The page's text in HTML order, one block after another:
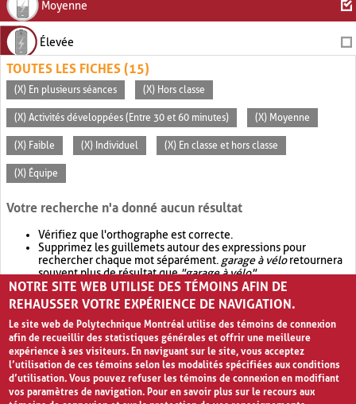
Moyenne
Élevée
TOUTES LES FICHES (15)
(X) En plusieurs séances (X) Hors classe
(X) Activités développées (Entre 30 et 60 minutes) (X) Moyenne
(X) Faible (X) Individuel (X) En classe et hors classe
(X) Équipe
Votre recherche n'a donné aucun résultat
Vérifiez que l'orthographe est correcte.
Supprimez les guillemets autour des expressions pour
rechercher chaque mot séparément. garage à véloretournera
souvent plus de résultat que"garage à vélo".
Envisagez d'élargir votre recherche avec OR.garage OR vélo
retournera souvent plus de résultat quegarage à vélo
NOTRE SITE WEB UTILISE DES TÉMOINS AFIN DE
REHAUSSER VOTRE EXPÉRIENCE DE NAVIGATION.
Le site web de Polytechnique Montréal utilise des témoins de connexion
afin de recueillir des statistiques générales et offrir une meilleure
expérience à ses visiteurs. En naviguant sur le site, vous acceptez
l’utilisation de ces témoins selon les modalités spécifiées aux conditions
d’utilisation. Vous pouvez refuser les témoins de connexion en modifiant
vos paramètres de navigation. Pour en savoir plus sur le recours aux